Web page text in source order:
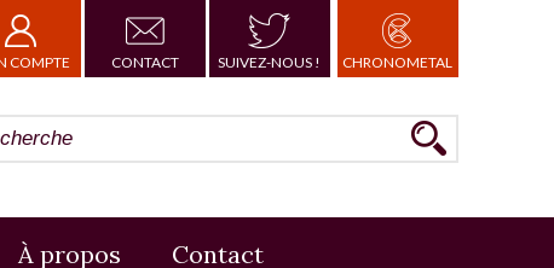
COMPTE CONTACT SUIVEZ-NOUS ! CHRONOMETAL
À propos Contact